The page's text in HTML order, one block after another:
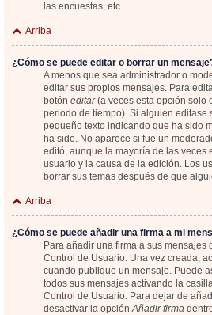
las encuestas, etc.
Arriba
¿Cómo se puede editar o borrar un
A menos que sea administrador o
editar sus propios mensajes. Para
botón editar(a veces esta opción solo
periodo de tiempo). Si alguien editase
pequeño texto indicando que ha sido
ha sido. No aparece si fue un
editó, aunque la mayoría de las veces
usuario y la causa de la edición. Los
borrar sus temas después de que
Arriba
¿Cómo se puede añadir una firma a mi
Para añadir una firma a sus mensajes
Control de Usuario. Una vez creada,
cuando publique un mensaje. Puede
todos sus mensajes activando la
Control de Usuario. Para dejar de
desactivar la opciónAñadir firma